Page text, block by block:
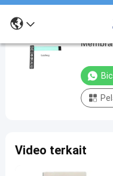
Keypad
Matriks
Membran
Air
3M9448
Video terkait